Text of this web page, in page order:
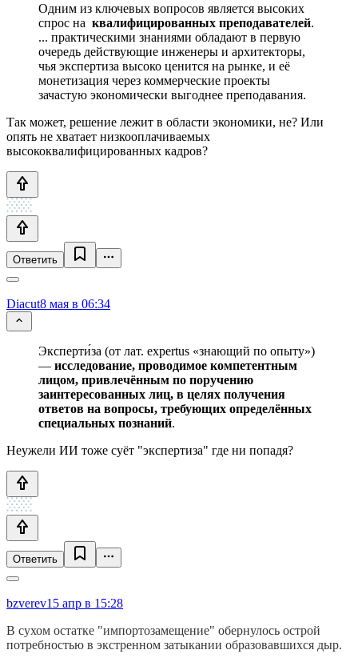
Одним из ключевых вопросов является высоких
спрос на квалифицированных преподавателей.
... практическими знаниями обладают в первую
очередь действующие инженеры и архитекторы,
чья экспертиза высоко ценится на рынке, и её
монетизация через коммерческие проекты
зачастую экономически выгоднее преподавания.
Так может, решение лежит в области экономики, не? Или
опять не хватает низкооплачиваемых
высококвалифицированных кадров?
Ответить
Diacut8 мая в 06:34
Эксперти́за (от лат. expertus «знающий по опыту»)
— исследование, проводимое компетентным
лицом, привлечённым по поручению
заинтересованных лиц, в целях получения
ответов на вопросы, требующих определённых
специальных познаний.
Неужели ИИ тоже суёт "экспертиза" где ни попадя?
Ответить
bzverev15 апр в 15:28
В сухом остатке "импортозамещение" обернулось острой
потребностью в экстренном затыкании образовавшихся дыр.